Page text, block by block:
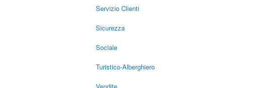
Servizio Clienti
Sicurezza
Sociale
Turistico-Alberghiero